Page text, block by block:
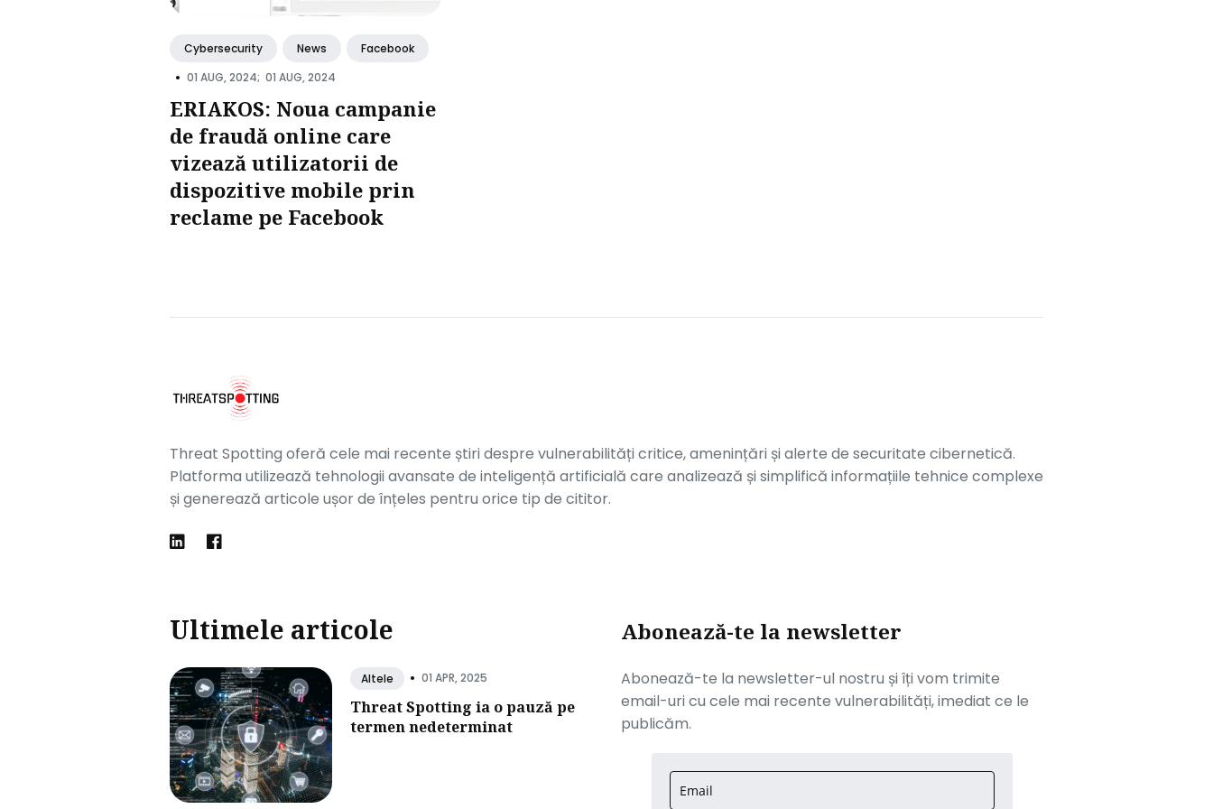
Cybersecurity News Facebook
• 01 AUG, 2024; 01 AUG, 2024
ERIAKOS: Noua campanie
de fraudă online care
vizează utilizatorii de
dispozitive mobile prin
reclame pe Facebook
Threat Spotting oferă cele mai recente știri despre vulnerabilități critice, amenințări și alerte de securitate cibernetică.
Platforma utilizează tehnologii avansate de inteligență artificială care analizează și simplifică informațiile tehnice complexe
și generează articole ușor de înțeles pentru orice tip de cititor.
Ultimele articole
Altele • 01 APR, 2025
Threat Spotting ia o pauză pe
termen nedeterminat
Abonează-te la newsletter
Abonează-te la newsletter-ul nostru și îți vom trimite
email-uri cu cele mai recente vulnerabilități, imediat ce le
publicăm.